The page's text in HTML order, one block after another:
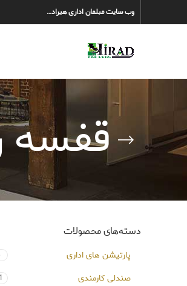
وب سایت مبلمان اداری هیراد…
قفسه
دسته‌های محصولات
پارتیشن های اداری
صندلی کارمندی